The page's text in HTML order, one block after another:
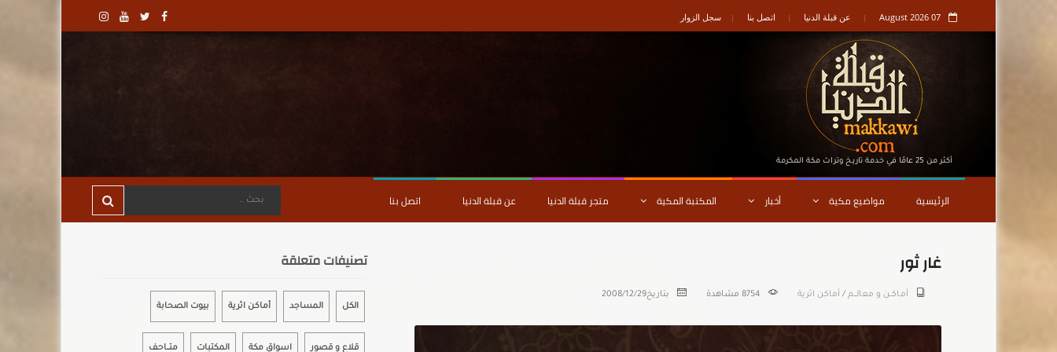
07 August 2026 عن قبلة الدنيا اتصل بنا سجل الزوار
أكثر من 25 عامًا في خدمة تاريـخ وتراث مكة المكرمة
الرئيسية مواضيع مكية أخبار المكتبة المكية متجر قبلة الدنيا عن قبلة الدنيا اتصل بنا
غار ثور
أمـاكــن و معالـــم / أماكن اثرية 8754 مشاهدة بتاريخ2008/12/29
تصنيفات متعلقة
الكل المساجد أماكن اثرية بيوت الصحابة
قلاع و قصور اسواق مكة المكتبات متـــاحـف